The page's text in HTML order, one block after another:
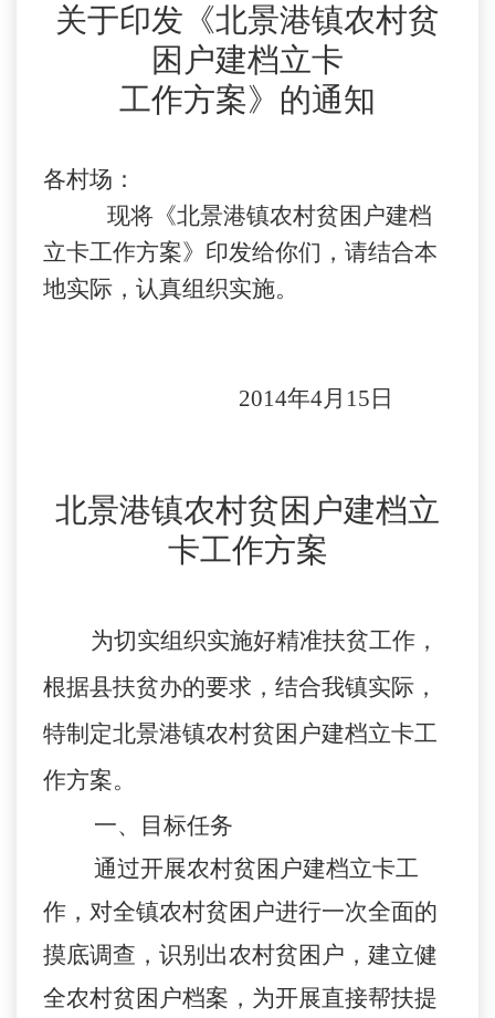
关于印发《北景港镇农村贫
困户建档立卡
工作方案》的通知
各村场 ：
现将《北景港镇农村贫困户建档
立卡工作方案》印发给你们，请结合本
地实际，认真组织实施。
2014年4月 15 日
北景港镇农村贫困户建档立
卡工作方案
为切实组织实施好精准扶贫工作，
根据县扶贫办的要求，结合我镇实际，
特制定北景港镇农村贫困户建档立卡工
作方案。
一、目标任务
通过开展农村贫困户建档立卡工
作，对全镇农村贫困户进行一次全面的
摸底调查，识别出农村贫困户，建立健
全农村贫困户档案，为开展直接帮扶提